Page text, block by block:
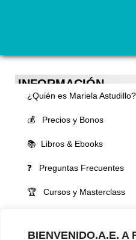
BIENVENIDO.A.E. A
INFORMACIÓN
¿Quién es Mariela Astudillo?
💰 Precios y Bonos
📚 Libros & Ebooks
❓ Preguntas Frecuentes
🏆 Cursos y Masterclass
▪️ Feminización de la voz